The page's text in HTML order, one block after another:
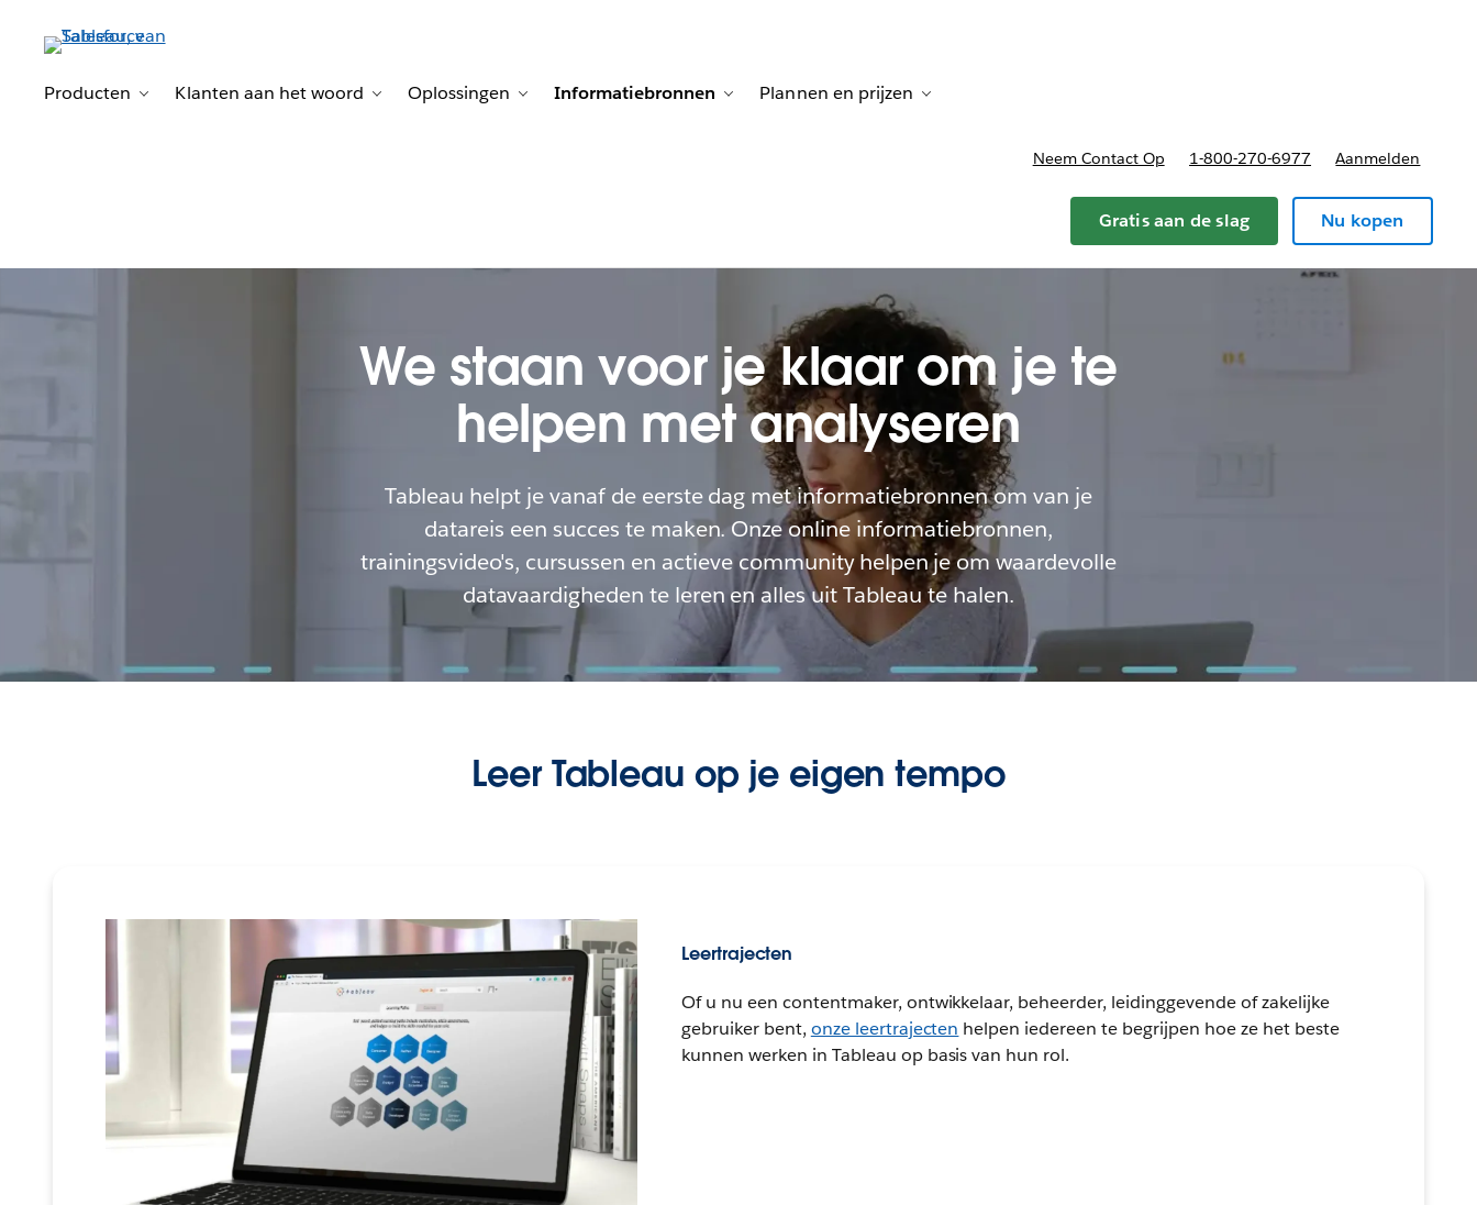
Producten
Toggle sub-navigation for Producten
Klanten aan het woord
Toggle sub-navigation for Klanten aan het woord
Oplossingen
Toggle sub-navigation for Oplossingen
Informatiebronnen
Toggle sub-navigation for Informatiebronnen
Plannen en prijzen
Neem Contact Op 1-800-270-6977 Aanmelden
Gratis aan de slag Nu kopen
We staan voor je klaar om je te
helpen met analyseren
Tableau helpt je vanaf de eerste dag met informatiebronnen om van je
datareis een succes te maken. Onze online informatiebronnen,
trainingsvideo's, cursussen en actieve community helpen je om waardevolle
datavaardigheden te leren en alles uit Tableau te halen.
Leer Tableau op je eigen tempo
Leertrajecten
Of u nu een contentmaker, ontwikkelaar, beheerder, leidinggevende of zakelijke
gebruiker bent, onze leertrajecten helpen iedereen te begrijpen hoe ze het beste
kunnen werken in Tableau op basis van hun rol.